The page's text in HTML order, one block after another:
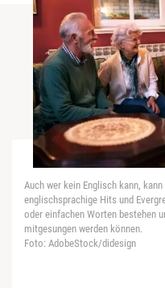
Auch wer kein Englisch kann,
englischsprachige Hits und
oder einfachen Worten bestehen
mitgesungen werden können.
Foto: AdobeStock/didesign